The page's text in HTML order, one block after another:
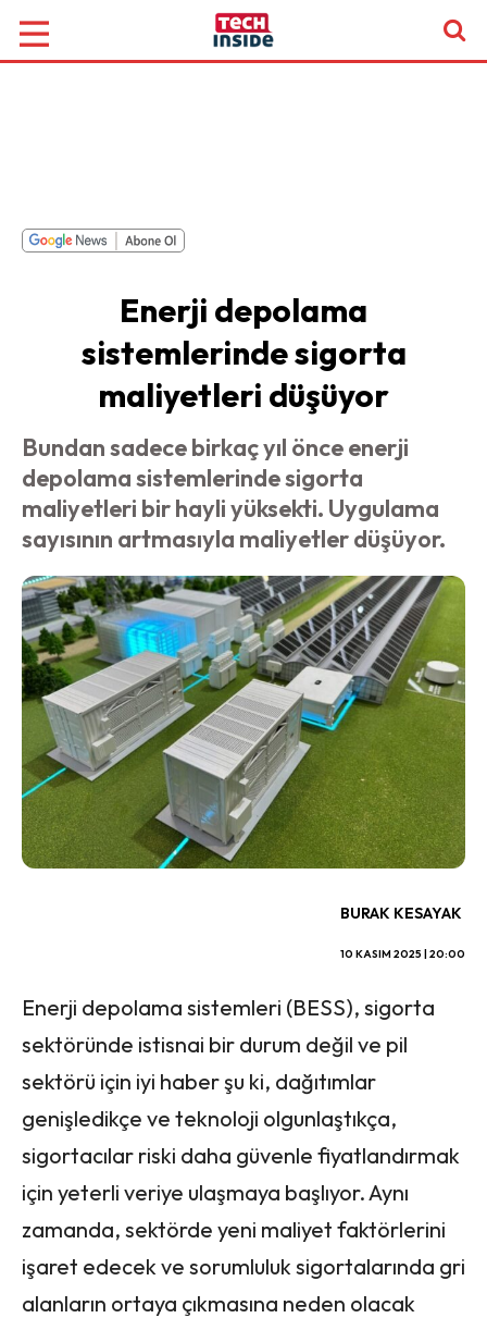
Enerji depolama
sistemlerinde sigorta
maliyetleri düşüyor
Bundan sadece birkaç yıl önce enerji
depolama sistemlerinde sigorta
maliyetleri bir hayli yüksekti. Uygulama
sayısının artmasıyla maliyetler düşüyor.
BURAK KESAYAK
10 KASIM 2025 | 20:00
Enerji depolama sistemleri (BESS), sigorta
sektöründe istisnai bir durum değil ve pil
sektörü için iyi haber şu ki, dağıtımlar
genişledikçe ve teknoloji olgunlaştıkça,
sigortacılar riski daha güvenle fiyatlandırmak
için yeterli veriye ulaşmaya başlıyor. Aynı
zamanda, sektörde yeni maliyet faktörlerini
işaret edecek ve sorumluluk sigortalarında gri
alanların ortaya çıkmasına neden olacak